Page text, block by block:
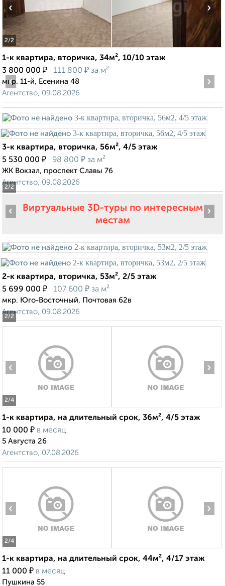
2/2
‹ ›
1-к квартира, вторичка, 34м², 10/10 этаж
3 800 000 ₽ 111 800 ₽ за м²
мкр. 11-й, Есенина 48
Агентство, 09.08.2026
2/2
‹ ›
3-к квартира, вторичка, 56м², 4/5 этаж
5 530 000 ₽ 98 800 ₽ за м²
ЖК Вокзал, проспект Славы 7б
Агентство, 09.08.2026
Виртуальные 3D-туры по интересным
местам
2/2
‹ ›
2-к квартира, вторичка, 53м², 2/5 этаж
5 699 000 ₽ 107 600 ₽ за м²
мкр. Юго-Восточный, Почтовая 62в
Агентство, 09.08.2026
2/4
‹ ›
1-к квартира, на длительный срок, 36м², 4/5 этаж
10 000 ₽ в месяц
5 Августа 26
Агентство, 07.08.2026
2/4
‹ ›
1-к квартира, на длительный срок, 44м², 4/17 этаж
11 000 ₽ в месяц
Пушкина 55